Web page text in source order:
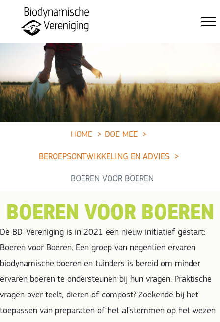
HOME DOE MEE
BEROEPSONTWIK­KELING EN ADVIES
BOEREN VOOR BOEREN
BOEREN VOOR BOEREN
De BD-Vereniging is in 2021 een nieuw initiatief gestart:
Boeren voor Boeren. Een groep van negentien ervaren
biodynamische boeren en tuinders is bereid om minder
ervaren boeren te ondersteunen bij hun vragen. Praktische
vragen over teelt, dieren of compost? Zoekende bij het
toepassen van preparaten of het afstemmen op het wezen